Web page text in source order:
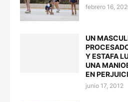
febrero 16,
UN
Y ESTAFA
UNA
EN
junio 17, 2012